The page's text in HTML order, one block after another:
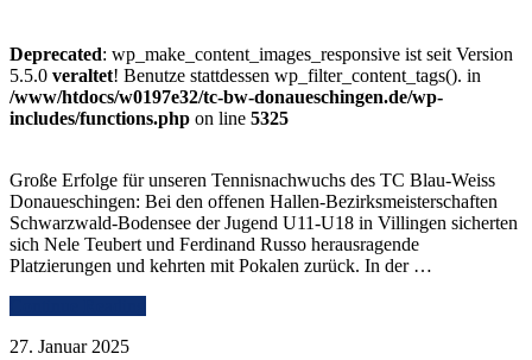
Deprecated: wp_make_content_images_responsive ist seit Version
5.5.0 veraltet! Benutze stattdessen wp_filter_content_tags(). in
/www/htdocs/w0197e32/tc-bw-donaueschingen.de/wp-
includes/functions.php on line 5325
Große Erfolge für unseren Tennisnachwuchs des TC Blau-Weiss
Donaueschingen: Bei den offenen Hallen-Bezirksmeisterschaften
Schwarzwald-Bodensee der Jugend U11-U18 in Villingen sicherten
sich Nele Teubert und Ferdinand Russo herausragende
Platzierungen und kehrten mit Pokalen zurück. In der …
27. Januar 2025